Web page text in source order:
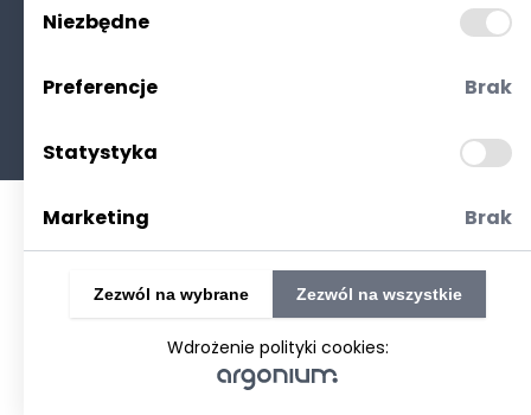
Niezbędne
Preferencje Brak
Statystyka
Marketing Brak
Wdrożenie polityki cookies:
Zezwól na wybrane Zezwól na wszystkie